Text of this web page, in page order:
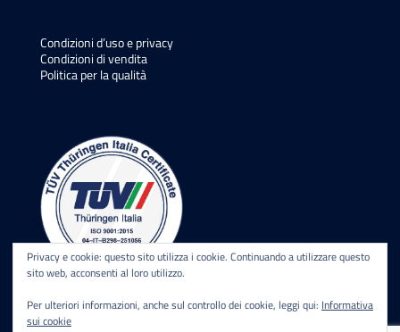
Condizioni d’uso e privacy
Condizioni di vendita
Politica per la qualità
Privacy e cookie: questo sito utilizza i cookie. Continuando a utilizzare questo
sito web, acconsenti al loro utilizzo.
Per ulteriori informazioni, anche sul controllo dei cookie, leggi qui: Informativa
sui cookie